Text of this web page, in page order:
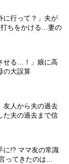
に行って？」夫が
ちをかける…妻の
せる…！」娘に高
の大誤算
友人から夫の過去
た夫の過去まで信
に!? ママ友の常識
ってきたのは…